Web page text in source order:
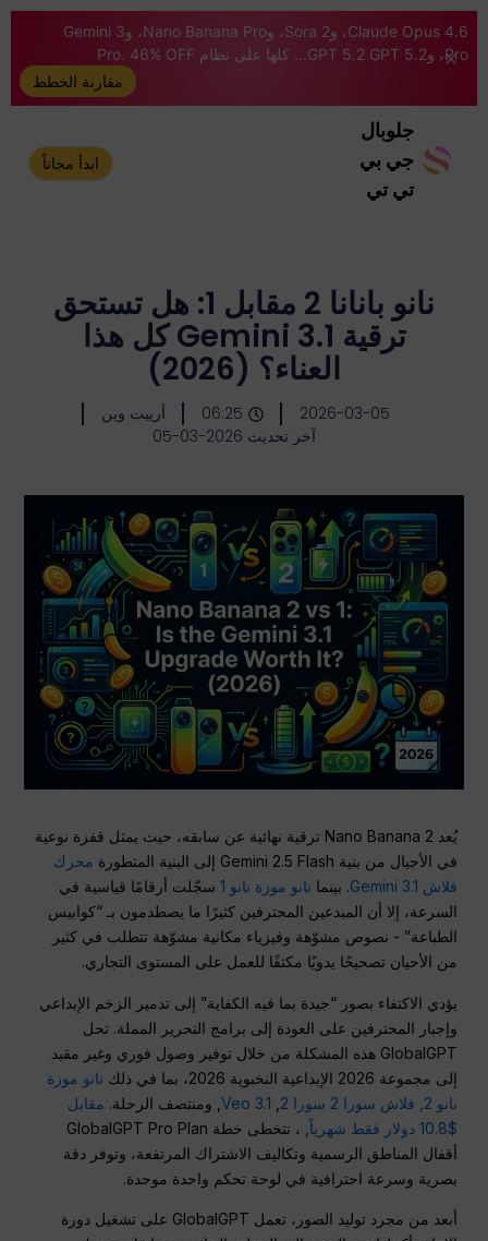
Claude Opus 4.6، وSora 2، وNano Banana Pro، وGemini 3
Pro، وGPT 5.2 GPT 5.2... كلها على نظام Pro. 46% OFF
مقارنة الخطط
جلوبال
جي بي
تي تي
ابدأ مجاناً
نانو بانانا 2 مقابل 1: هل تستحق
ترقية Gemini 3.1 كل هذا
العناء؟ (2026)
2026-03-05
06:25
أرييت وين
آخر تحديث 2026-03-05
يُعد Nano Banana 2 ترقية نهائية عن سابقه، حيث يمثل قفزة نوعية
في الأجيال من بنية Gemini 2.5 Flash إلى البنية المتطورة
محرك
فلاش Gemini 3.1
. بينما نانو موزة نانو 1
سجّلت أرقامًا قياسية في
السرعة، إلا أن المبدعين المحترفين كثيرًا ما يصطدمون بـ “كوابيس
الطباعة” - نصوص مشوّهة وفيزياء مكانية مشوّهة تتطلب في كثير
من الأحيان تصحيحًا يدويًا مكثفًا للعمل على المستوى التجاري.
يؤدي الاكتفاء بصور “جيدة بما فيه الكفاية” إلى تدمير الزخم الإبداعي
وإجبار المحترفين على العودة إلى برامج التحرير المملة. تحل
GlobalGPT هذه المشكلة من خلال توفير وصول فوري وغير مقيد
إلى مجموعة 2026 الإبداعية النخبوية 2026، بما في ذلك
نانو موزة
نانو 2,
فلاش سورا 2 سورا 2 Veo 3.1 , ومنتصف الرحلة. مقابل
$10.8 دولار فقط شهرياً
, ، تتخطى خطة GlobalGPT Pro Plan
أقفال المناطق الرسمية وتكاليف الاشتراك المرتفعة، وتوفر دقة
بصرية وسرعة احترافية في لوحة تحكم واحدة موحدة.
أبعد من مجرد توليد الصور، تعمل GlobalGPT على تشغيل دورة